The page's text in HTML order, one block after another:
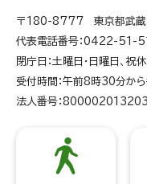
〒180-8777 東京都武蔵
代表電話番号：0422-51-
閉庁日：土曜日・日曜日、
受付時間：午前8時30分か
法人番号：